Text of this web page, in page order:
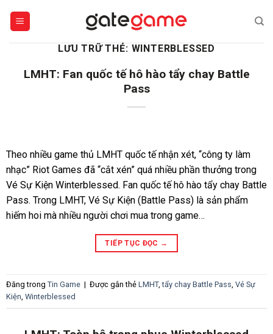
LƯU TRỮ THẺ: WINTERBLESSED
LMHT: Fan quốc tế hô hào tẩy chay Battle
Pass
Theo nhiều game thủ LMHT quốc tế nhận xét, “công ty làm
nhạc” Riot Games đã “cắt xén” quá nhiều phần thưởng trong
Vé Sự Kiện Winterblessed. Fan quốc tế hô hào tẩy chay Battle
Pass. Trong LMHT, Vé Sự Kiện (Battle Pass) là sản phẩm
hiếm hoi mà nhiều người chơi mua trong game…
TIẾP TỤC ĐỌC →
Đăng trong Tin Game | Được gắn thẻ LMHT,tẩy chay Battle Pass, Vé Sự
Kiện, Winterblessed